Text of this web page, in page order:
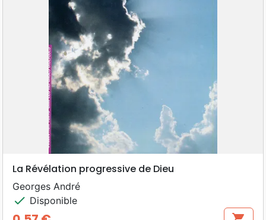
La Révélation progressive de Dieu
Georges André
check Disponible